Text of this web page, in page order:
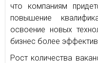
что компаниям
повышение
освоение новых
бизнес более
Рост количества